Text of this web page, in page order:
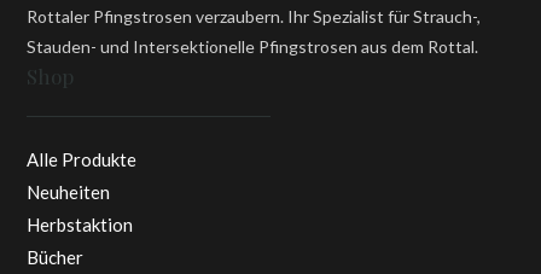
Rottaler Pfingstrosen verzaubern. Ihr Spezialist für Strauch-,
Stauden- und Intersektionelle Pfingstrosen aus dem Rottal.
Shop
Alle Produkte
Neuheiten
Herbstaktion
Bücher